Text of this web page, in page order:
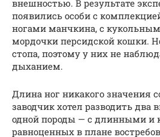
внешностью. В результате
появились особи с
ногами манчкина, с
мордочки персидской кошки.
стопа, поэтому у них не
дыханием.
Длина ног никакого значения
заводчик хотел разводить два
одной породы — с длинными и
равноценных в плане